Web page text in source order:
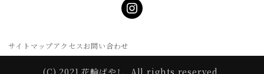
サイトマップアクセスお問い合わせ
(C) 2021 花輪ばやし. All rights reserved.